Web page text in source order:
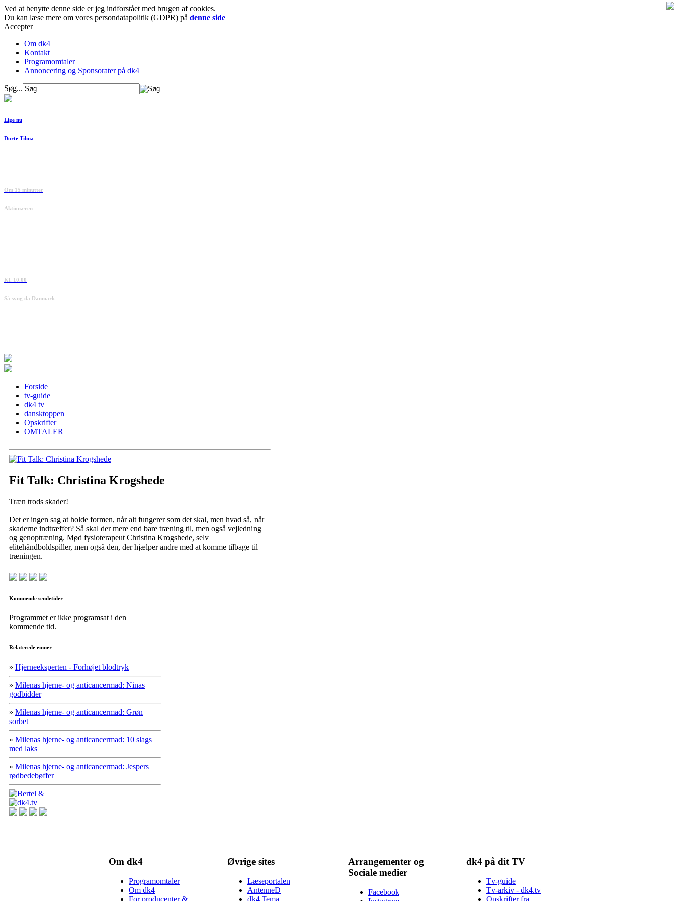
Ved at benytte denne side er jeg indforstået med brugen af cookies.
Du kan læse mere om vores persondatapolitik (GDPR) på denne side
Accepter
Om dk4
Kontakt
Programomtaler
Annoncering og Sponsorater på dk4
Søg...
Lige nu
Dorte Tilma
Om 15 minutter
Aktionæren
Kl. 10.00
Så syng da Danmark
Forside
tv-guide
dk4 tv
dansktoppen
Opskrifter
OMTALER
Fit Talk: Christina Krogshede
Træn trods skader!
Det er ingen sag at holde formen, når alt fungerer som det skal, men hvad så, når
skaderne indtræffer? Så skal der mere end bare træning til, men også vejledning
og genoptræning. Mød fysioterapeut Christina Krogshede, selv
elitehåndboldspiller, men også den, der hjælper andre med at komme tilbage til
træningen.
Kommende sendetider
Programmet er ikke programsat i den
kommende tid.
Relaterede emner
» Hjerneeksperten - Forhøjet blodtryk
» Milenas hjerne- og anticancermad: Ninas
godbidder
» Milenas hjerne- og anticancermad: Grøn
sorbet
» Milenas hjerne- og anticancermad: 10 slags
med laks
» Milenas hjerne- og anticancermad: Jespers
rødbedebøffer
Om dk4
Programomtaler
Om dk4
Øvrige sites
Læseportalen
AntenneD
Arrangementer og
Sociale medier
Facebook
dk4 på dit TV
Tv-guide
Tv-arkiv - dk4.tv